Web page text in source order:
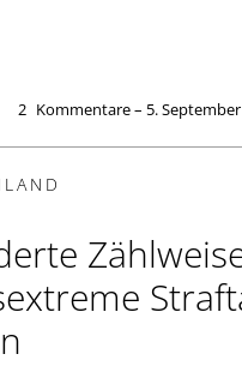
2 Kommentare – 5. September